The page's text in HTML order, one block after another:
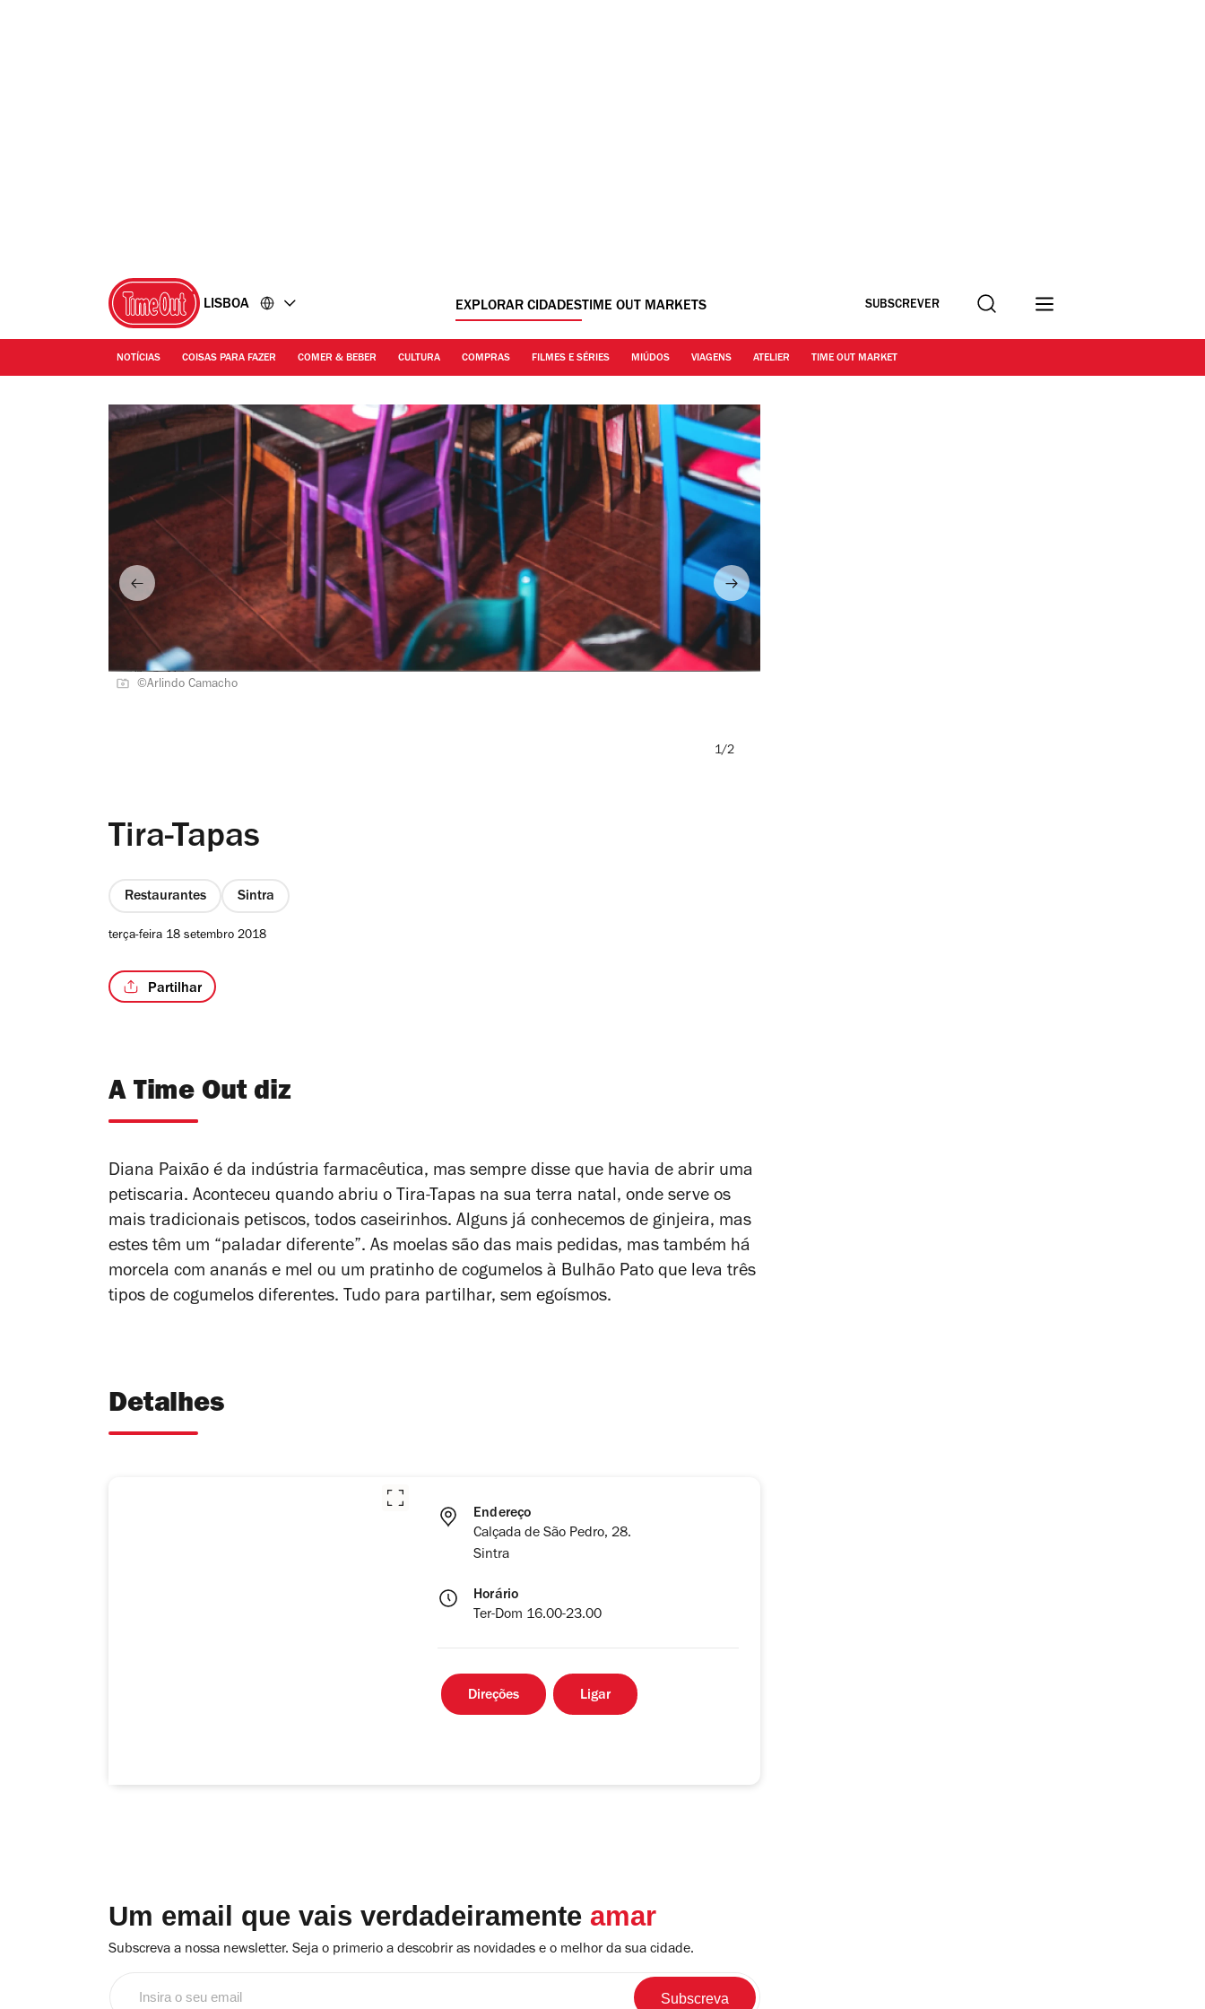
LISBOA EXPLORAR CIDADESTIME OUT MARKETS SUBSCREVER Procurar
NOTÍCIAS COISAS PARA FAZER COMER & BEBER CULTURA COMPRAS FILMES E SÉRIES MIÚDOS VIAGENS ATELIER TIME OUT MARKET
©Arlindo Camacho
/2
Tira-Tapas
Restaurantes Sintra
terça-feira 18 setembro 2018
Partilhar
A Time Out diz
Diana Paixão é da indústria farmacêutica, mas sempre disse que havia de abrir uma
petiscaria. Aconteceu quando abriu o Tira-Tapas na sua terra natal, onde serve os
mais tradicionais petiscos, todos caseirinhos. Alguns já conhecemos de ginjeira, mas
estes têm um “paladar diferente”. As moelas são das mais pedidas, mas também há
morcela com ananás e mel ou um pratinho de cogumelos à Bulhão Pato que leva três
tipos de cogumelos diferentes. Tudo para partilhar, sem egoísmos.
Detalhes
Endereço
Calçada de São Pedro, 28.
Sintra
Horário
Ter-Dom 16.00-23.00
Direções Ligar
Um email que vais verdadeiramente amar
Subscreva a nossa newsletter. Seja o primerio a descobrir as novidades e o melhor da sua cidade.